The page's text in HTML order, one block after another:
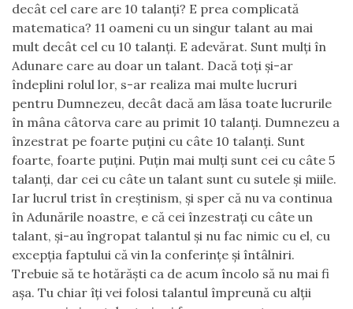
decât cel care are 10 talanţi? E prea complicată
matematica? 11 oameni cu un singur talant au mai
mult decât cel cu 10 talanţi. E adevărat. Sunt mulţi în
Adunare care au doar un talant. Dacă toţi şi-ar
îndeplini rolul lor, s-ar realiza mai multe lucruri
pentru Dumnezeu, decât dacă am lăsa toate lucrurile
în mâna câtorva care au primit 10 talanţi. Dumnezeu a
înzestrat pe foarte puţini cu câte 10 talanţi. Sunt
foarte, foarte puţini. Puţin mai mulţi sunt cei cu câte 5
talanţi, dar cei cu câte un talant sunt cu sutele şi miile.
Iar lucrul trist în creştinism, şi sper că nu va continua
în Adunările noastre, e că cei înzestraţi cu câte un
talant, şi-au îngropat talantul şi nu fac nimic cu el, cu
excepţia faptului că vin la conferinţe şi întâlniri.
Trebuie să te hotărăşti ca de acum încolo să nu mai fi
aşa. Tu chiar îţi vei folosi talantul împreună cu alţii